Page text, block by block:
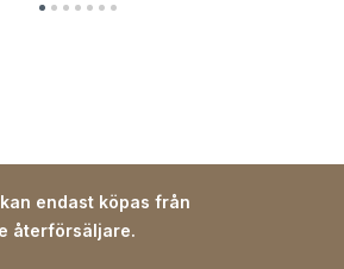
endast köpas från
återförsäljare.